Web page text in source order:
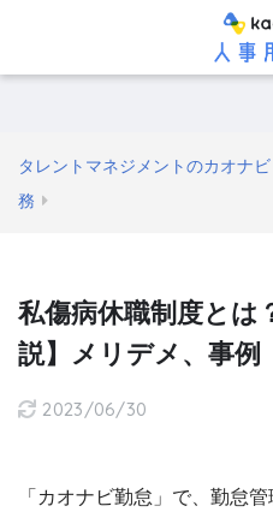
タレントマネジメントのカオナビ
務
私傷病休職制度とは
説】メリデメ、事例
2023/06/30
「カオナビ勤怠」で、勤怠